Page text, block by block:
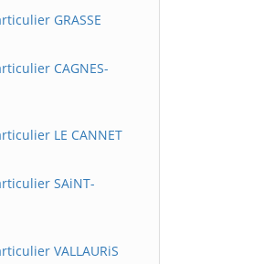
GRASSE
CAGNES-
LE CANNET
SAiNT-
VALLAURiS